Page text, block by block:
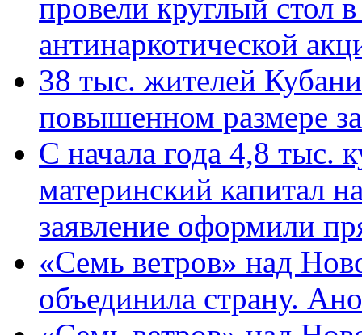
провели круглый стол
антинаркотической
38 тыс. жителей
повышенном размере
С начала года 4,8 тыс.
материнский капитал
заявление оформили
«Семь ветров» над
объединила страну.